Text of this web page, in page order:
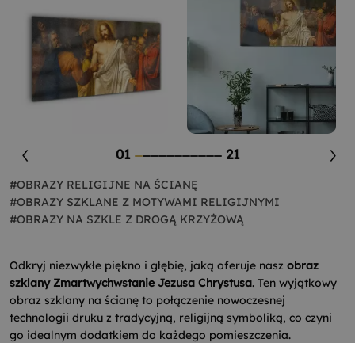
01 21
#OBRAZY RELIGIJNE NA ŚCIANĘ
#OBRAZY SZKLANE Z MOTYWAMI RELIGIJNYMI
#OBRAZY NA SZKLE Z DROGĄ KRZYŻOWĄ
Odkryj niezwykłe piękno i głębię, jaką oferuje nasz obraz
szklany Zmartwychwstanie Jezusa Chrystusa. Ten wyjątkowy
obraz szklany na ścianę to połączenie nowoczesnej
technologii druku z tradycyjną, religijną symboliką, co czyni
go idealnym dodatkiem do każdego pomieszczenia.